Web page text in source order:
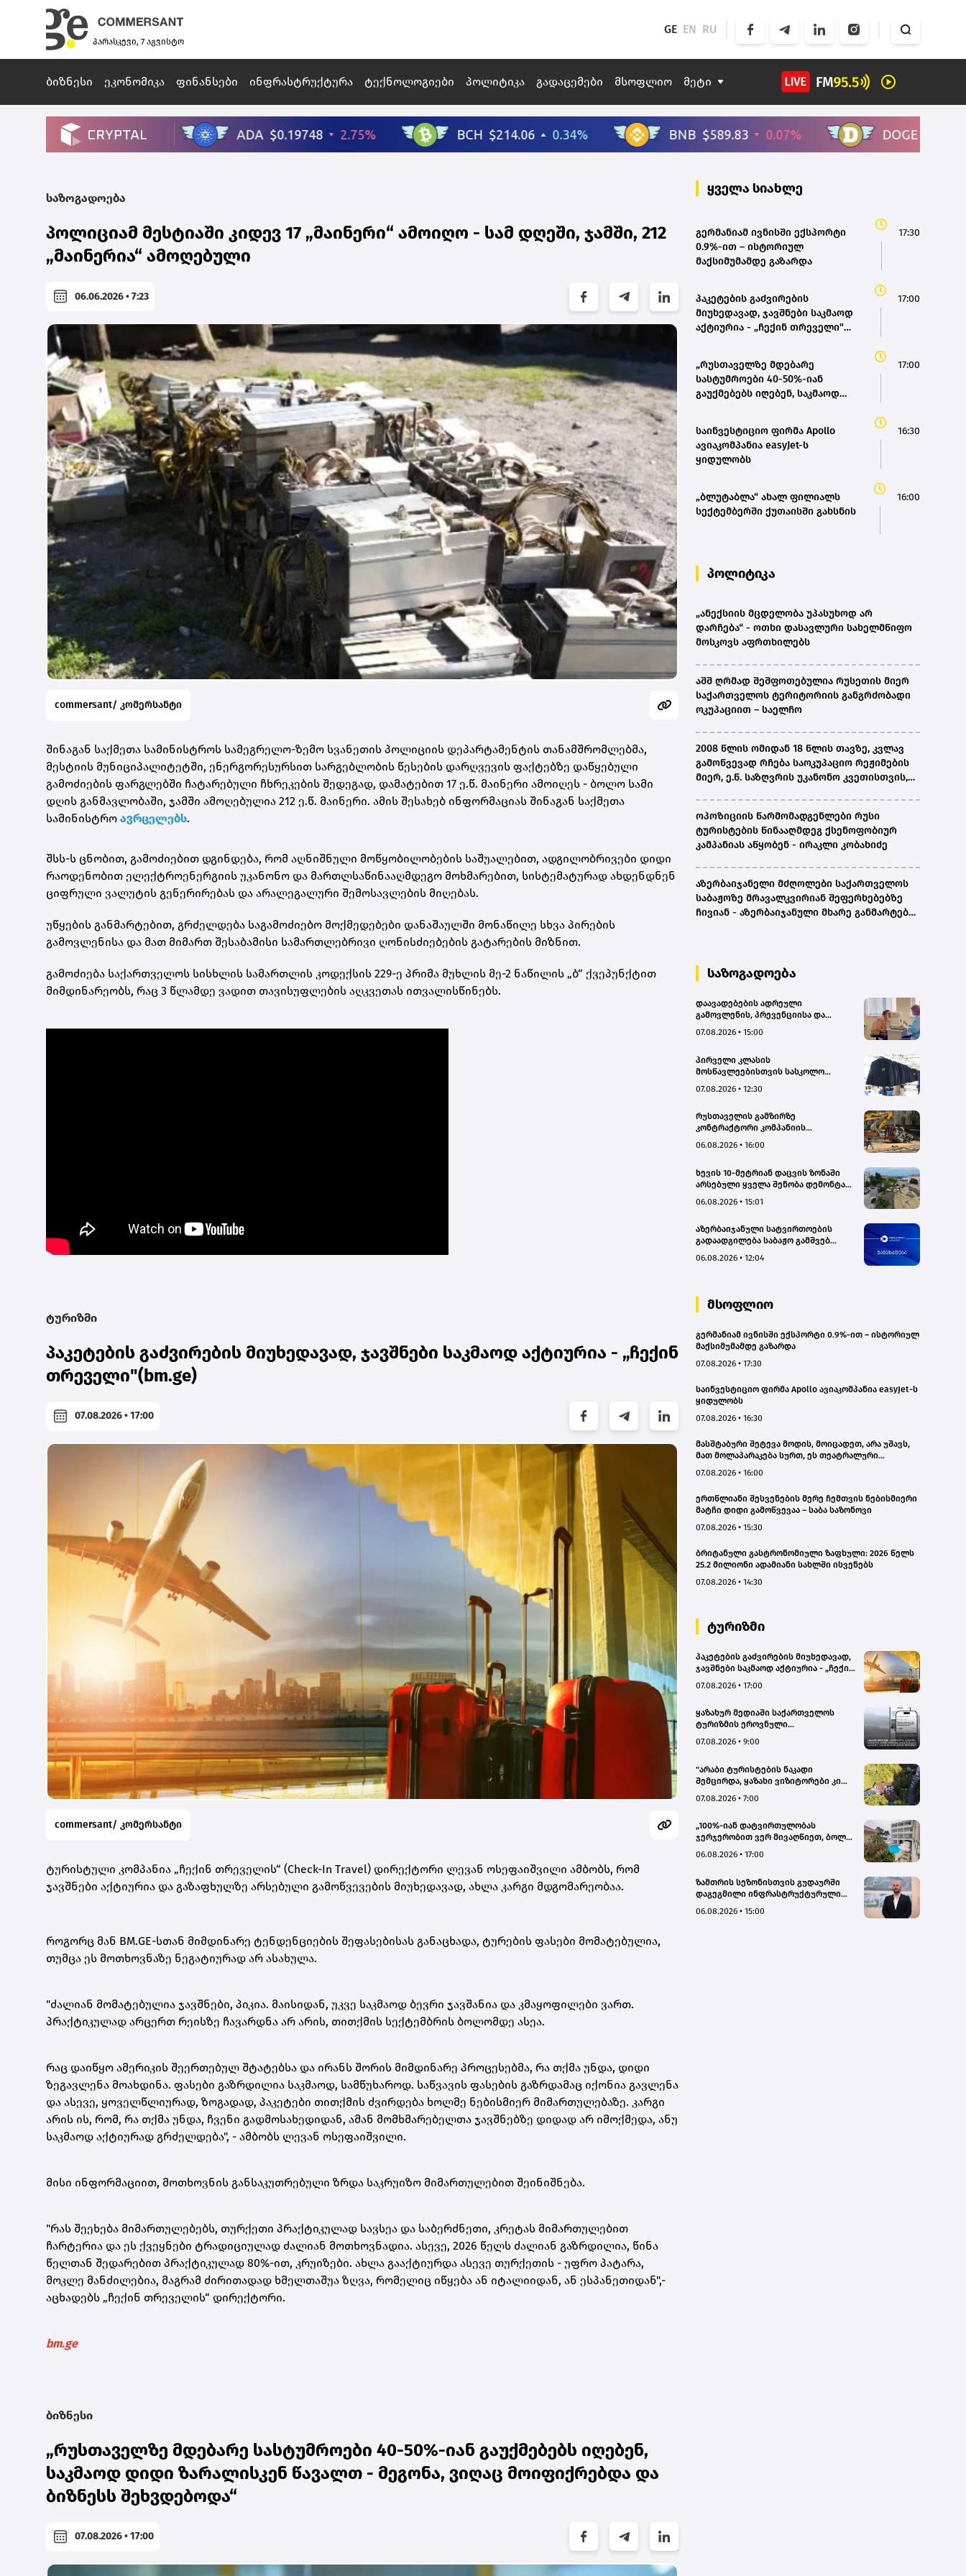
პარასკევი, 7 აგვისტო
GE EN RU
ბიზნესი ეკონომიკა ფინანსები ინფრასტრუქტურა ტექნოლოგიები პოლიტიკა გადაცემები მსოფლიო მეტი
საზოგადოება
პოლიციამ მესტიაში კიდევ 17 „მაინერი“ ამოიღო - სამ დღეში, ჯამში, 212
„მაინერია“ ამოღებული
06.06.2026 • 7:23
commersant/ კომერსანტი
შინაგან საქმეთა სამინისტროს სამეგრელო-ზემო სვანეთის პოლიციის დეპარტამენტის თანამშრომლებმა,
მესტიის მუნიციპალიტეტში, ენერგორესურსით სარგებლობის წესების დარღვევის ფაქტებზე დაწყებული
გამოძიების ფარგლებში ჩატარებული ჩხრეკების შედეგად, დამატებით 17 ე.წ. მაინერი ამოიღეს - ბოლო სამი
დღის განმავლობაში, ჯამში ამოღებულია 212 ე.წ. მაინერი. ამის შესახებ ინფორმაციას შინაგან საქმეთა
სამინისტრო ავრცელებს.
შსს-ს ცნობით, გამოძიებით დგინდება, რომ აღნიშნული მოწყობილობების საშუალებით, ადგილობრივები დიდი
რაოდენობით ელექტროენერგიის უკანონო და მართლსაწინააღმდეგო მოხმარებით, სისტემატურად ახდენდნენ
ციფრული ვალუტის გენერირებას და არალეგალური შემოსავლების მიღებას.
უწყების განმარტებით, გრძელდება საგამოძიებო მოქმედებები დანაშაულში მონაწილე სხვა პირების
გამოვლენისა და მათ მიმართ შესაბამისი სამართლებრივი ღონისძიებების გატარების მიზნით.
გამოძიება საქართველოს სისხლის სამართლის კოდექსის 229-ე პრიმა მუხლის მე-2 ნაწილის „ბ“ ქვეპუნქტით
მიმდინარეობს, რაც 3 წლამდე ვადით თავისუფლების აღკვეთას ითვალისწინებს.
ტურიზმი
პაკეტების გაძვირების მიუხედავად, ჯავშნები საკმაოდ აქტიურია - „ჩექინ
თრეველი"(bm.ge)
07.08.2026 • 17:00
commersant/ კომერსანტი
ტურისტული კომპანია „ჩექინ თრეველის“ (Check-In Travel) დირექტორი ლევან ოსეფაიშვილი ამბობს, რომ
ჯავშნები აქტიურია და გაზაფხულზე არსებული გამოწვევების მიუხედავად, ახლა კარგი მდგომარეობაა.
როგორც მან BM.GE-სთან მიმდინარე ტენდენციების შეფასებისას განაცხადა, ტურების ფასები მომატებულია,
თუმცა ეს მოთხოვნაზე ნეგატიურად არ ასახულა.
"ძალიან მომატებულია ჯავშნები, პიკია. მაისიდან, უკვე საკმაოდ ბევრი ჯავშანია და კმაყოფილები ვართ.
პრაქტიკულად არცერთ რეისზე ჩავარდნა არ არის, თითქმის სექტემბრის ბოლომდე ასეა.
რაც დაიწყო ამერიკის შეერთებულ შტატებსა და ირანს შორის მიმდინარე პროცესებმა, რა თქმა უნდა, დიდი
ზეგავლენა მოახდინა. ფასები გაზრდილია საკმაოდ, სამწუხაროდ. საწვავის ფასების გაზრდამაც იქონია გავლენა
და ასევე, ყოველწლიურად, ზოგადად, პაკეტები თითქმის ძვირდება ხოლმე ნებისმიერ მიმართულებაზე. კარგი
არის ის, რომ, რა თქმა უნდა, ჩვენი გადმოსახედიდან, ამან მომხმარებელთა ჯავშნებზე დიდად არ იმოქმედა, ანუ
საკმაოდ აქტიურად გრძელდება", - ამბობს ლევან ოსეფაიშვილი.
მისი ინფორმაციით, მოთხოვნის განსაკუთრებული ზრდა საკრუიზო მიმართულებით შეინიშნება.
"რას შეეხება მიმართულებებს, თურქეთი პრაქტიკულად სავსეა და საბერძნეთი, კრეტას მიმართულებით
ჩარტერია და ეს ქვეყნები ტრადიციულად ძალიან მოთხოვნადია. ასევე, 2026 წელს ძალიან გაზრდილია, წინა
წელთან შედარებით პრაქტიკულად 80%-ით, კრუიზები. ახლა გააქტიურდა ასევე თურქეთის - უფრო პატარა,
მოკლე მანძილებია, მაგრამ ძირითადად ხმელთაშუა ზღვა, რომელიც იწყება ან იტალიიდან, ან ესპანეთიდან",-
აცხადებს „ჩექინ თრეველის“ დირექტორი.
bm.ge
ბიზნესი
„რუსთაველზე მდებარე სასტუმროები 40-50%-იან გაუქმებებს იღებენ,
საკმაოდ დიდი ზარალისკენ წავალთ - მეგონა, ვიღაც მოიფიქრებდა და
ბიზნესს შეხვდებოდა“
07.08.2026 • 17:00
ყველა სიახლე
გერმანიამ ივნისში ექსპორტი
0.9%-ით – ისტორიულ
მაქსიმუმამდე გაზარდა
17:30
პაკეტების გაძვირების
მიუხედავად, ჯავშნები საკმაოდ
აქტიურია - „ჩექინ თრეველი"
17:00
„რუსთაველზე მდებარე
სასტუმროები 40-50%-იან
გაუქმებებს იღებენ, საკმაოდ
ბიზნესს შეხვდებოდა“
17:00
საინვესტიციო ფირმა Apollo
ავიაკომპანია easyJet-ს
ყიდულობს
16:30
„ბლუტაბლა“ ახალ ფილიალს
სექტემბერში ქუთაისში გახსნის
16:00
პოლიტიკა
„ანექსიის მცდელობა უპასუხოდ არ
დარჩება“ - ოთხი დასავლური სახელმწიფო
მოსკოვს აფრთხილებს
აშშ ღრმად შეშფოთებულია რუსეთის მიერ
საქართველოს ტერიტორიის განგრძობადი
ოკუპაციით – საელჩო
2008 წლის ომიდან 18 წლის თავზე, კვლავ
გამოწვევად რჩება საოკუპაციო რეჟიმების
მიერ, ე.წ. საზღვრის უკანონო კვეთისთვის,
ენაზე განათლების ხელმისაწვდომობა-
სახალხო დამცველი
ოპოზიციის წარმომადგენლები რუსი
ტურისტების წინააღმდეგ ქსენოფობიურ
კამპანიას აწყობენ - ირაკლი კობახიძე
აზერბაიჯანელი მძღოლები საქართველოს
საბაჟოზე მრავალკვირიან შეფერხებებზე
ჩივიან - აზერბაიჯანული მხარე განმარტებას
საზოგადოება
დაავადებების ადრეული
გამოვლენის, პრევენციისა და
მომსახურებაზე ხელმისაწვდომობის
დედოფლისწყაროში, სამედიცინო
სკრინინგი გაიმართა – ჯანდაცვის
სამინისტრო
07.08.2026 • 15:00
პირველი კლასის
მოსწავლეებისთვის სასკოლო
სექტემბრის პერიოდში
07.08.2026 • 12:30
რუსთაველის გამზირზე
კონტრაქტორი კომპანიის
ახლოს იმოძრავა, რამაც ნიადაგის
გამოიწვია, გადაბრუნდა
ავტომანქანა - თვითმცლელში
იმყოფებოდა მცირეწლოვანი ბავშვი
06.08.2026 • 16:00
ხევის 10-მეტრიან დაცვის ზონაში
არსებული ყველა შენობა დემონტაჟს
06.08.2026 • 15:01
აზერბაიჯანული სატვირთოების
გადაადგილება საბაჟო გამშვებ
მიმდინარეობს- შემოსავლების
06.08.2026 • 12:04
მსოფლიო
გერმანიამ ივნისში ექსპორტი 0.9%-ით – ისტორიულ
მაქსიმუმამდე გაზარდა
07.08.2026 • 17:30
საინვესტიციო ფირმა Apollo ავიაკომპანია easyJet-ს
ყიდულობს
07.08.2026 • 16:30
მასშტაბური შეტევა მოდის, მოიცადეთ, არა უშავს,
მათ მოლაპარაკება სურთ, ეს თეატრალური
თავმჯდომარე
07.08.2026 • 16:00
ერთწლიანი შესვენების მერე ჩემთვის ნებისმიერი
მატჩი დიდი გამოწვევაა – საბა საზონოვი
07.08.2026 • 15:30
ბრიტანული გასტრონომიული ზაფხული: 2026 წელს
25.2 მილიონი ადამიანი სახლში ისვენებს
07.08.2026 • 14:30
ტურიზმი
პაკეტების გაძვირების მიუხედავად,
ჯავშნები საკმაოდ აქტიურია - „ჩექინ
07.08.2026 • 17:00
ყაზახურ მედიაში საქართველოს
ტურიზმის ეროვნული
კამპანიის ფარგლებში სტატიები
07.08.2026 • 9:00
"არაბი ტურისტების ნაკადი
შემცირდა, ყაზახი ვიზიტორები კი
Hotel
07.08.2026 • 7:00
„100%-იან დატვირთულობას
ჯერჯერობით ვერ მივაღწიეთ, ბოლო
გაუქმდა“ - Kobuleti Beach Club
06.08.2026 • 17:00
ზამთრის სეზონისთვის გუდაურში
დაგეგმილი ინფრასტრუქტურული
გუდაურის ტურისტული
06.08.2026 • 15:00